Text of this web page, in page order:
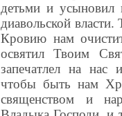
детьми и усыновил
диавольской
Кровию нам
освятил Твоим
запечатлел на нас
чтобы быть нам
священством и